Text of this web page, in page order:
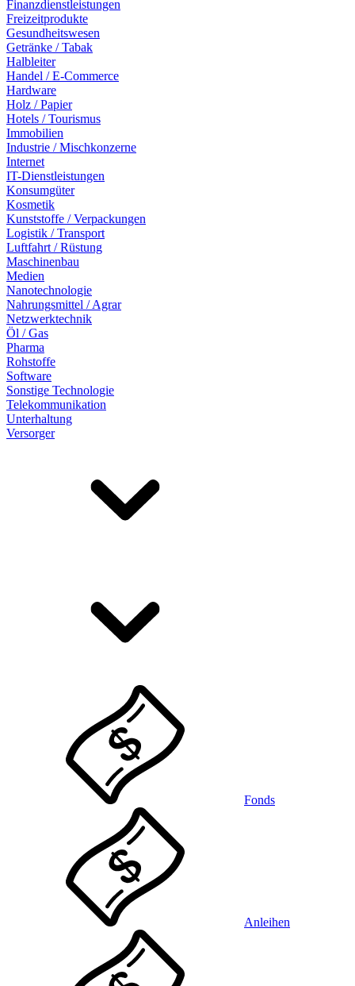
Finanzdienstleistungen
Freizeitprodukte
Gesundheitswesen
Getränke / Tabak
Halbleiter
Handel / E-Commerce
Hardware
Holz / Papier
Hotels / Tourismus
Immobilien
Industrie / Mischkonzerne
Internet
IT-Dienstleistungen
Konsumgüter
Kosmetik
Kunststoffe / Verpackungen
Logistik / Transport
Luftfahrt / Rüstung
Maschinenbau
Medien
Nanotechnologie
Nahrungsmittel / Agrar
Netzwerktechnik
Öl / Gas
Pharma
Rohstoffe
Software
Sonstige Technologie
Telekommunikation
Unterhaltung
Versorger
Fonds
Anleihen